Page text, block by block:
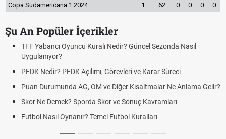
Copa Sudamericana 1 2024 1 62 0 0 0 0
Şu An Popüler İçerikler
TFF Yabancı Oyuncu Kuralı Nedir? Güncel Sezonda Nasıl
Uygulanıyor?
PFDK Nedir? PFDK Açılımı, Görevleri ve Karar Süreci
Puan Durumunda AG, OM ve Diğer Kısaltmalar Ne Anlama Gelir?
Skor Ne Demek? Sporda Skor ve Sonuç Kavramları
Futbol Nasıl Oynanır? Temel Futbol Kuralları